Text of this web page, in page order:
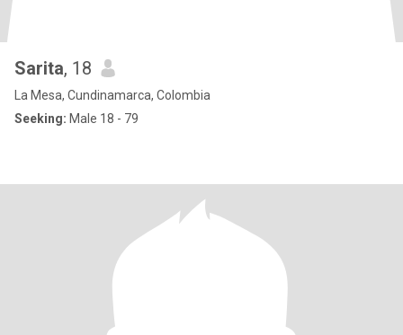
Sarita, 18
La Mesa, Cundinamarca, Colombia
Seeking: Male 18 - 79